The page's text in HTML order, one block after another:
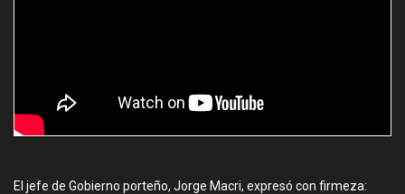
El jefe de Gobierno porteño, Jorge Macri, expresó con firmeza: